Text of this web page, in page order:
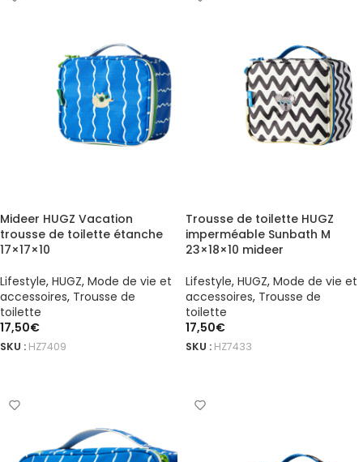
Mideer HUGZ Vacation
trousse de toilette étanche
17×17×10
Lifestyle, HUGZ, Mode de vie et
accessoires, Trousse de
toilette
17,50€
SKU : HZ7409
Trousse de toilette HUGZ
imperméable Sunbath M
23×18×10 mideer
Lifestyle, HUGZ, Mode de vie et
accessoires, Trousse de
toilette
17,50€
SKU : HZ7433